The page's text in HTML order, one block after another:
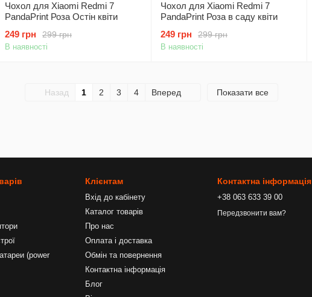
Чохол для Xiaomi Redmi 7
PandaPrint Роза Остін квіти
299 грн
249 грн
В наявності
Чохол для Xiaomi Redmi 7
PandaPrint Роза в саду квіти
299 грн
249 грн
В наявності
Назад 1 2 3 4 Вперед Показати все
(power
Клієнтам
Вхід до кабінету
Каталог товарів
Про нас
Оплата і доставка
Обмін та повернення
Контактна інформація
Блог
Контактна інформація
+38 063 633 39 00
Передзвонити вам?